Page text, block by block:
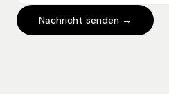
Nachricht senden →